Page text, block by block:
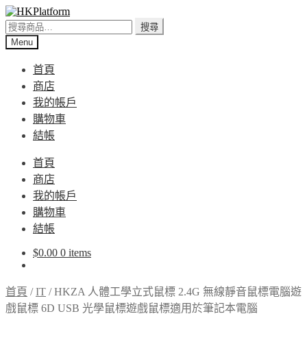
Skip
to
navigation
Skip
to
content
搜
尋
搜尋
Menu
首頁
商店
我的帳戶
購物車
結帳
首頁
商店
我的帳戶
購物車
結帳
$0.00 0 items
首頁 /IT /HKZA 人體工學立式鼠標 2.4G 無線靜音鼠標電腦遊
戲鼠標 6D USB 光學鼠標遊戲鼠標適用於筆記本電腦